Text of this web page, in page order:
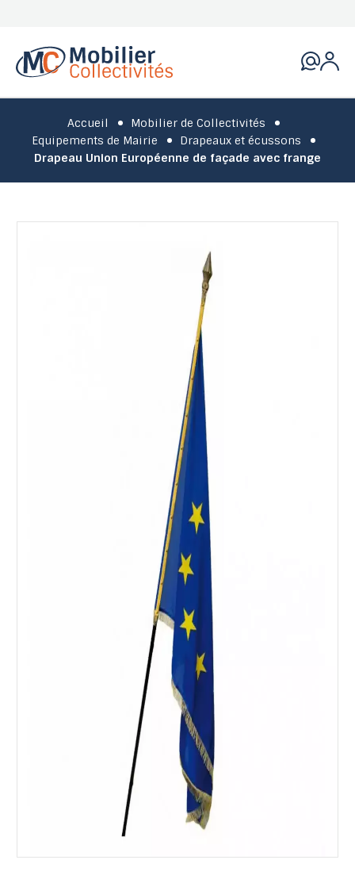
Accueil
Mobilier de Collectivités
Equipements de Mairie
Drapeaux et écussons
Drapeau Union Européenne de façade avec frange